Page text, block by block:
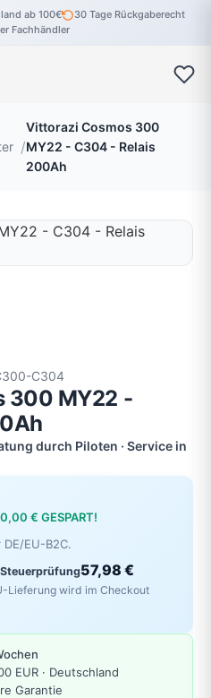
ab 100€
30 Tage Rückgaberecht
Fachhändler
Vittorazi Cosmos 300
MY22 - C304 - Relais
200Ah
C304
300 MY22 -
durch Piloten · Service in
€ GESPART!
EU-B2C.
57,98 €
Lieferung wird im Checkout
EUR · Deutschland
Garantie